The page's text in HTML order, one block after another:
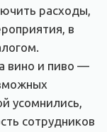
расходы,
в
вино и пиво —
усомнились,
сотрудников